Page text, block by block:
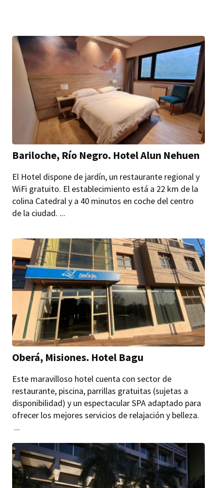
Bariloche, Río Negro. Hotel Alun Nehuen
El Hotel dispone de jardín, un restaurante regional y
WiFi gratuito. El establecimiento está a 22 km de la
colina Catedral y a 40 minutos en coche del centro
de la ciudad. ...
Oberá, Misiones. Hotel Bagu
Este maravilloso hotel cuenta con sector de
restaurante, piscina, parrillas gratuitas (sujetas a
disponibilidad) y un espectacular SPA adaptado para
ofrecer los mejores servicios de relajación y belleza.
...